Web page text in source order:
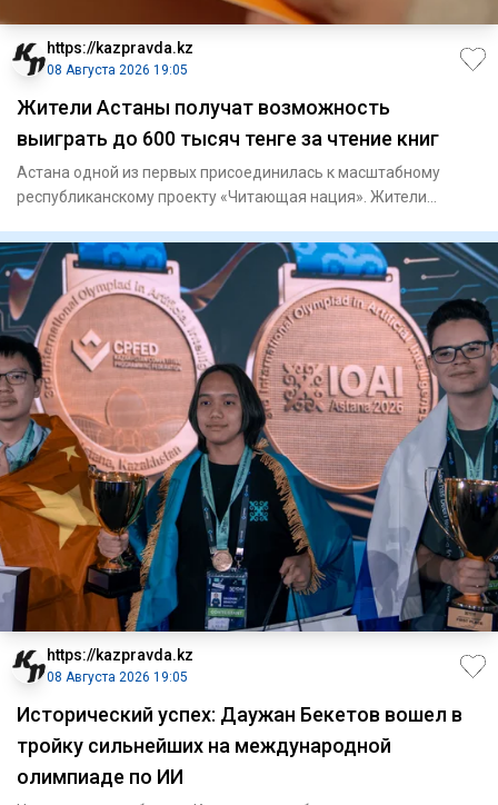
https://kazpravda.kz
08 Августа 2026 19:05
Жители Астаны получат возможность
выиграть до 600 тысяч тенге за чтение книг
Астана одной из первых присоединилась к масштабному
республиканскому проекту «Читающая нация». Жители
https://kazpravda.kz
08 Августа 2026 19:05
Исторический успех: Даужан Бекетов вошел в
тройку сильнейших на международной
олимпиаде по ИИ